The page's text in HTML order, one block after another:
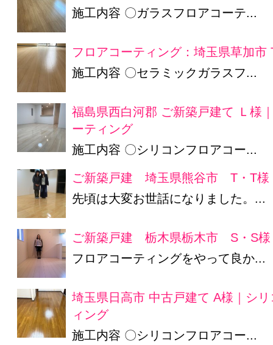
施工内容 〇ガラスフロアコーテ...
フロアコーティング：埼玉県草加市
施工内容 〇セラミックガラスフ...
福島県西白河郡 ご新築戸建て Ｌ様
ーティング
施工内容 〇シリコンフロアコー...
ご新築戸建 埼玉県熊谷市 T・T様
先頃は大変お世話になりました。...
ご新築戸建 栃木県栃木市 S・S様
フロアコーティングをやって良か...
埼玉県日高市 中古戸建て A様｜シ
ィング
施工内容 〇シリコンフロアコー...